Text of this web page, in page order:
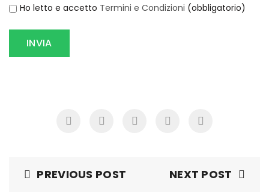
Ho letto e accetto Termini e Condizioni (obbligatorio)
PREVIOUS POST NEXT POST